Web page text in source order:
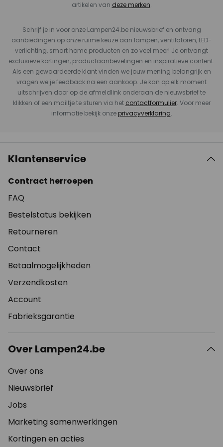
artikelen van deze merken.
Schrijf je in voor onze Lampen24.be nieuwsbrief en ontvang
aanbiedingen op onze ruime keuze aan lampen, ventilatoren, LED-
verlichting, smart home producten en zo veel meer! Je ontvangt
exclusieve kortingen, productaanbevelingen en inspiratieve content.
Als een gewaardeerde klant vinden we jouw mening belangrijk en
vragen we je feedback na een aankoop. Je kan op elk moment
uitschrijven door op de afmeldlink onderaan de nieuwsbrief te
klikken of een mailtje te sturen via het contactformulier. Voor meer
informatie bekijk onze privacyverklaring.
Klantenservice
Contract herroepen
FAQ
Bestelstatus bekijken
Retourneren
Contact
Betaalmogelijkheden
Verzendkosten
Account
Fabrieksgarantie
Over Lampen24.be
Over ons
Nieuwsbrief
Jobs
Marketing samenwerkingen
Kortingen en acties